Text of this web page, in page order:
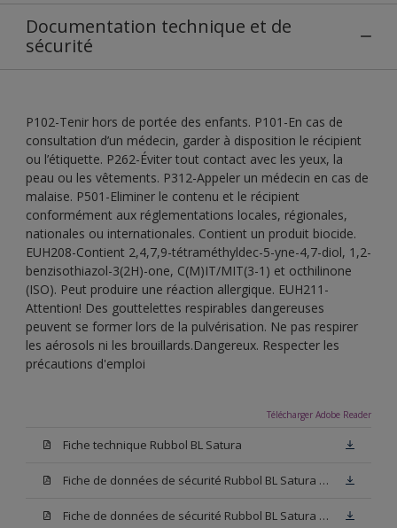
Documentation technique et de
sécurité
P102-Tenir hors de portée des enfants. P101-En cas de
consultation d’un médecin, garder à disposition le récipient
ou l’étiquette. P262-Éviter tout contact avec les yeux, la
peau ou les vêtements. P312-Appeler un médecin en cas de
malaise. P501-Eliminer le contenu et le récipient
conformément aux réglementations locales, régionales,
nationales ou internationales. Contient un produit biocide.
EUH208-Contient 2,4,7,9-tétraméthyldec-5-yne-4,7-diol, 1,2-
benzisothiazol-3(2H)-one, C(M)IT/MIT(3-1) et octhilinone
(ISO). Peut produire une réaction allergique. EUH211-
Attention! Des gouttelettes respirables dangereuses
peuvent se former lors de la pulvérisation. Ne pas respirer
les aérosols ni les brouillards.Dangereux. Respecter les
précautions d'emploi
Télécharger Adobe Reader
Fiche technique Rubbol BL Satura
Fiche de données de sécurité Rubbol BL Satura Base N00
Fiche de données de sécurité Rubbol BL Satura Blanc